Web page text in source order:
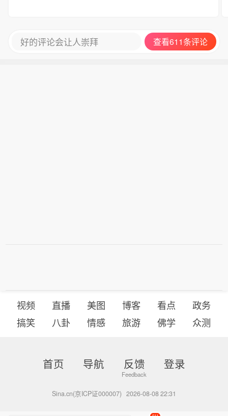
好的评论会让人崇拜 查看611条评论
视频 直播 美图 博客 看点
政务
搞笑
八卦 情感 旅游 佛学 众测
首页 导航 反馈 登录
Sina.cn(京ICP证000007) 2026-08-08 22:31